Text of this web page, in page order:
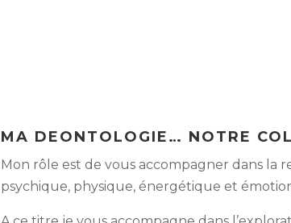
MA DEONTOLOGIE… NOTRE
Mon rôle est de vous accompagner dans la
psychique, physique, énergétique et